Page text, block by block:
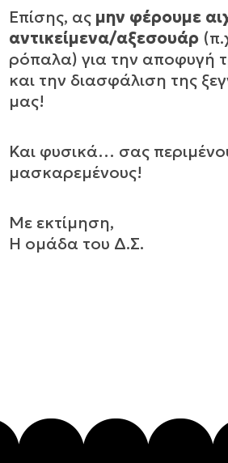
Επίσης, ας μην φέρουμε
αντικείμενα/αξεσουάρ
ρόπαλα) για την αποφυγή
και την διασφάλιση της
μας!
Και φυσικά… σας
μασκαρεμένους!
Με εκτίμηση,
Η ομάδα του Δ.Σ.